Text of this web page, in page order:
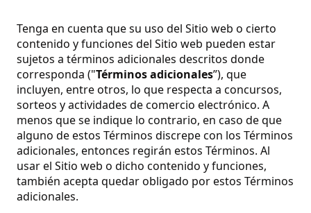
Tenga en cuenta que su uso del Sitio web o cierto
contenido y funciones del Sitio web pueden estar
sujetos a términos adicionales descritos donde
corresponda ("Términos adicionales”), que
incluyen, entre otros, lo que respecta a concursos,
sorteos y actividades de comercio electrónico. A
menos que se indique lo contrario, en caso de que
alguno de estos Términos discrepe con los Términos
adicionales, entonces regirán estos Términos. Al
usar el Sitio web o dicho contenido y funciones,
también acepta quedar obligado por estos Términos
adicionales.